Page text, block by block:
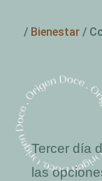
/ Bienestar /
Tercer día
las